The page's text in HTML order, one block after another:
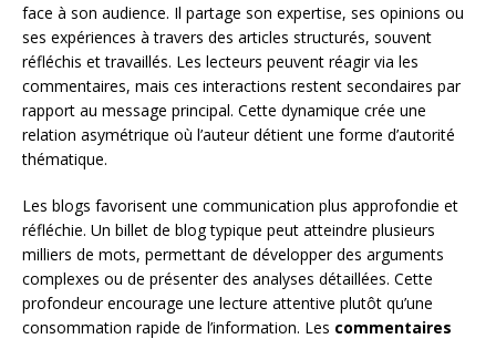
face à son audience. Il partage son expertise, ses opinions ou
ses expériences à travers des articles structurés, souvent
réfléchis et travaillés. Les lecteurs peuvent réagir via les
commentaires, mais ces interactions restent secondaires par
rapport au message principal. Cette dynamique crée une
relation asymétrique où l’auteur détient une forme d’autorité
thématique.
Les blogs favorisent une communication plus approfondie et
réfléchie. Un billet de blog typique peut atteindre plusieurs
milliers de mots, permettant de développer des arguments
complexes ou de présenter des analyses détaillées. Cette
profondeur encourage une lecture attentive plutôt qu’une
consommation rapide de l’information. Les commentaires